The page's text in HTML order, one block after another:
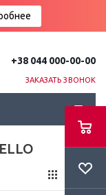
+38 044 000-00-00
ЗАКАЗАТЬ ЗВОНОК